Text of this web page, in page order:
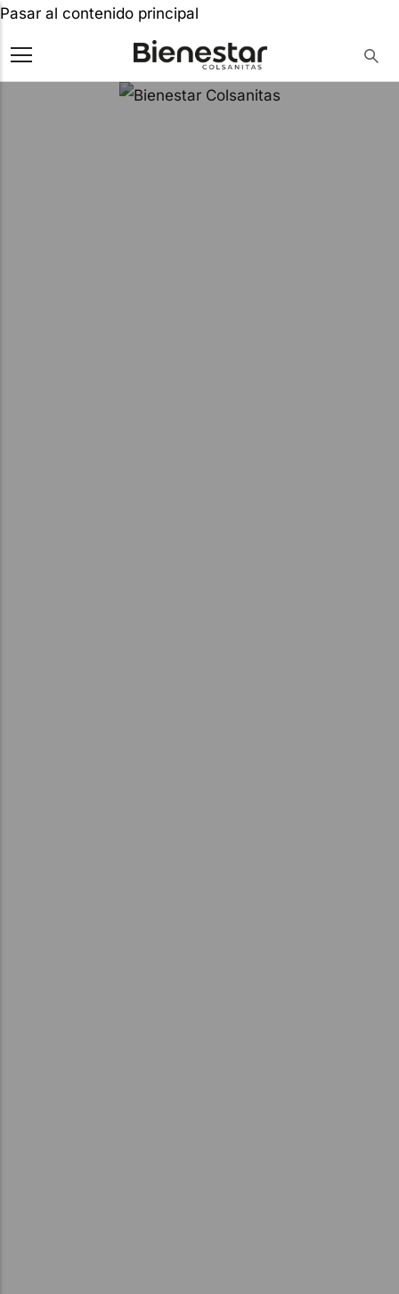
Pasar al contenido principal